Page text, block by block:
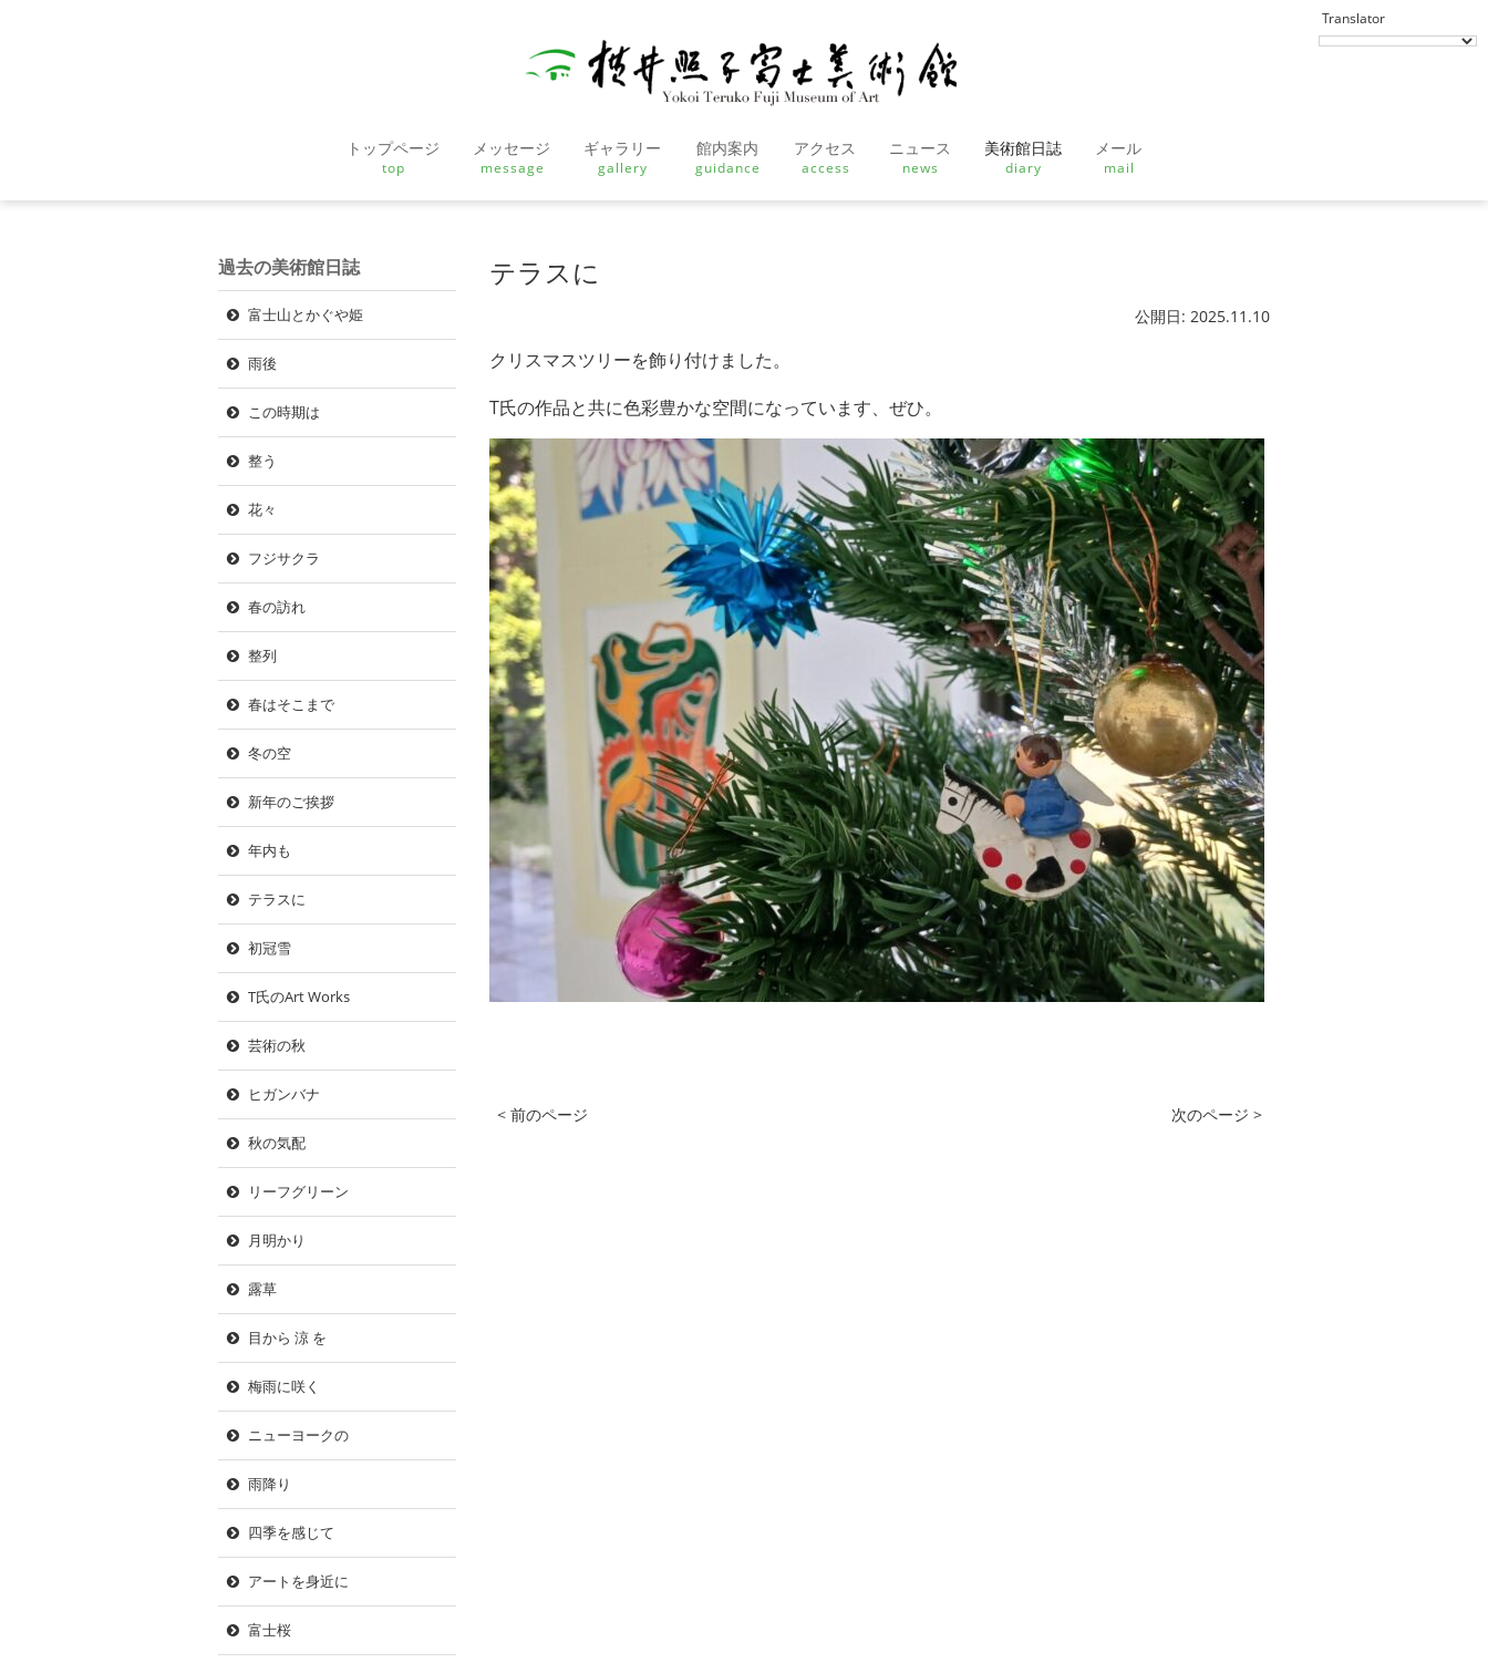
トップページ
top
メッセージ
message
ギャラリー
gallery
館内案内
guidance
アクセス
access
ニュース
news
美術館日誌
diary
メール
mail
テラスに
公開日: 2025.11.10
クリスマスツリーを飾り付けました。
T氏の作品と共に色彩豊かな空間になっています、ぜひ。
< 前のページ 次のページ >
過去の美術館日誌
富士山とかぐや姫
雨後
この時期は
整う
花々
フジサクラ
春の訪れ
整列
春はそこまで
冬の空
新年のご挨拶
年内も
テラスに
初冠雪
T氏のArt Works
芸術の秋
ヒガンバナ
秋の気配
リーフグリーン
月明かり
露草
目から 涼 を
梅雨に咲く
ニューヨークの
雨降り
四季を感じて
アートを身近に
富士桜